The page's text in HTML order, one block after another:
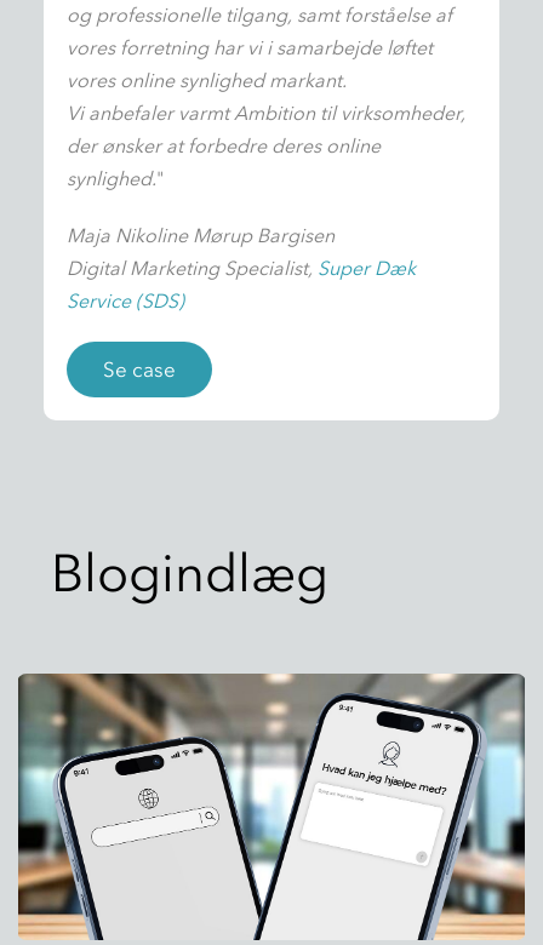
og professionelle tilgang, samt forståelse af
vores forretning har vi i samarbejde løftet
vores online synlighed markant.
Vi anbefaler varmt Ambition til virksomheder,
der ønsker at forbedre deres online
synlighed."
Maja Nikoline Mørup Bargisen
Digital Marketing Specialist, Super Dæk
Service (SDS)
Se case
Blogindlæg